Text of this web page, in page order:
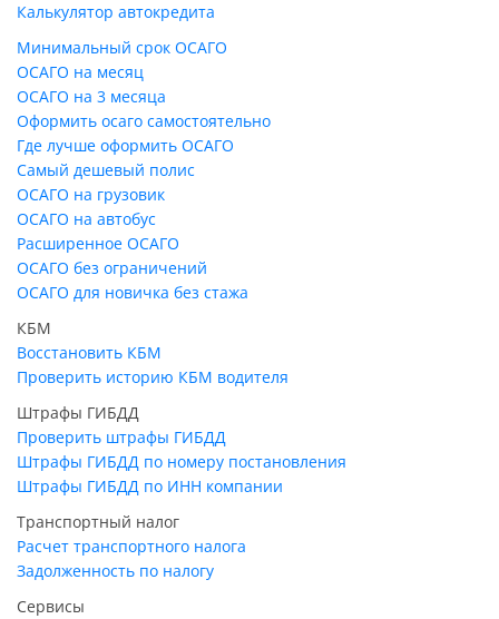
Калькулятор автокредита
Минимальный срок ОСАГО
ОСАГО на месяц
ОСАГО на 3 месяца
Оформить осаго самостоятельно
Где лучше оформить ОСАГО
Самый дешевый полис
ОСАГО на грузовик
ОСАГО на автобус
Расширенное ОСАГО
ОСАГО без ограничений
ОСАГО для новичка без стажа
КБМ
Восстановить КБМ
Проверить историю КБМ водителя
Штрафы ГИБДД
Проверить штрафы ГИБДД
Штрафы ГИБДД по номеру постановления
Штрафы ГИБДД по ИНН компании
Транспортный налог
Расчет транспортного налога
Задолженность по налогу
Сервисы